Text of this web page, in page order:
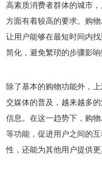
高素质消费者群体的城市
方面有着较高的要求。购
让用户能够在最短时间内
简化，避免繁琐的步骤影响
除了基本的购物功能外，
交媒体的普及，越来越多
信息。在这一趋势下，购
等功能，促进用户之间的
性，还能为其他用户提供更